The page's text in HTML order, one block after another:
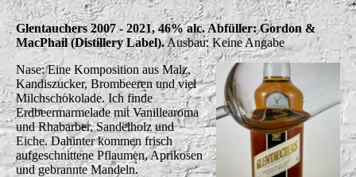
Glentauchers 2007 - 2021, 46% alc. Abfüller: Gordon &
MacPhail (Distillery Label).Ausbau: Keine Angabe
Nase: Eine Komposition aus Malz,
Kandiszucker, Brombeeren und viel
Milchschokolade. Ich finde
Erdbeermarmelade mit Vanillearoma
und Rhabarber, Sandelholz und
Eiche. Dahinter kommen frisch
aufgeschnittene Pflaumen, Aprikosen
und gebrannte Mandeln.